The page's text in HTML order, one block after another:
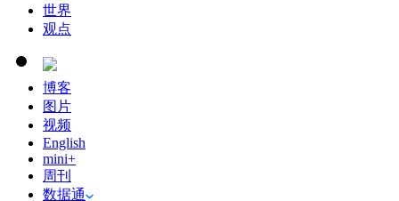
世界
观点
博客
图片
视频
English
mini+
周刊
数据通